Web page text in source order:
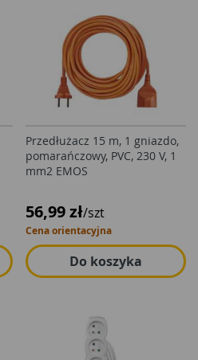
Przedłużacz 15 m, 1 gniazdo,
pomarańczowy, PVC, 230 V, 1
mm2 EMOS
56,99 zł/szt
Cena orientacyjna
Do koszyka